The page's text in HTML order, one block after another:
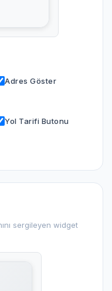
Adres Göster
Yol Tarifi Butonu
sergileyen widget